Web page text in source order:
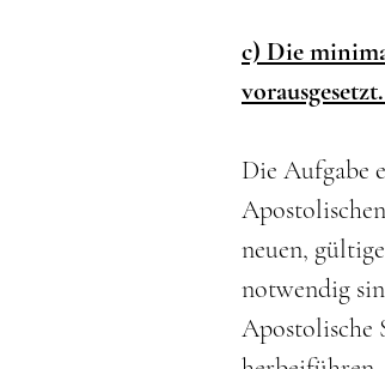
c) Die
Die Aufgabe
neuen,
notwendig
Apostolische